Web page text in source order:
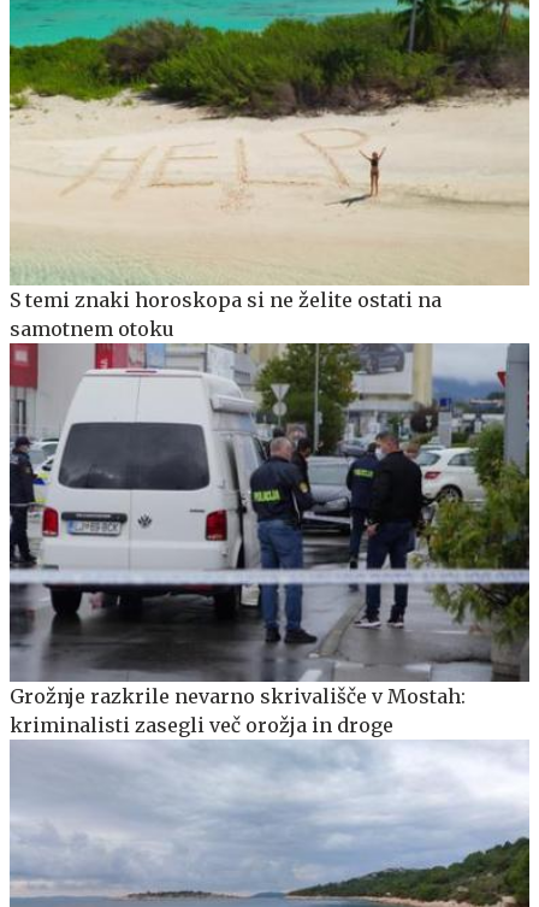
S temi znaki horoskopa si ne želite ostati na
samotnem otoku
Grožnje razkrile nevarno skrivališče v Mostah:
kriminalisti zasegli več orožja in droge